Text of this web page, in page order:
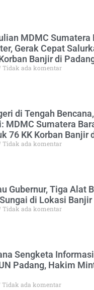
MDMC Sumatera
Gerak Cepat
Banjir di
Tidak ada komentar
di Tengah
MDMC Sumatera
76 KK Korban Banjir
Tidak ada komentar
Gubernur, Tiga Alat
di Lokasi Banjir
Tidak ada komentar
Sengketa
Padang, Hakim
Tidak ada komentar